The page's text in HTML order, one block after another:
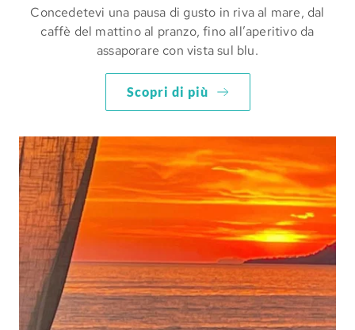
Concedetevi una pausa di gusto in riva al mare, dal
caffè del mattino al pranzo, fino all’aperitivo da
assaporare con vista sul blu.
Scopri di più